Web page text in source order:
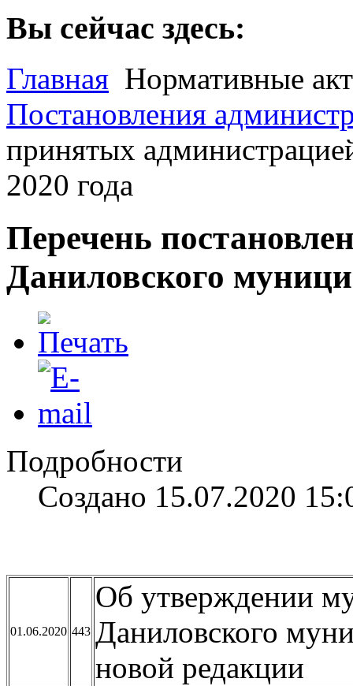
Вы сейчас здесь:
Главная Нормативные
Постановления
принятых
2020 года
Перечень
Даниловского
Подробности
Создано 15.07.2020
01.06.2020 443
Об утверждении
Даниловского
новой редакции